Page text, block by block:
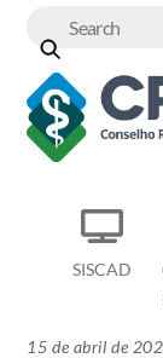
content
SISCAD
15 de abril de